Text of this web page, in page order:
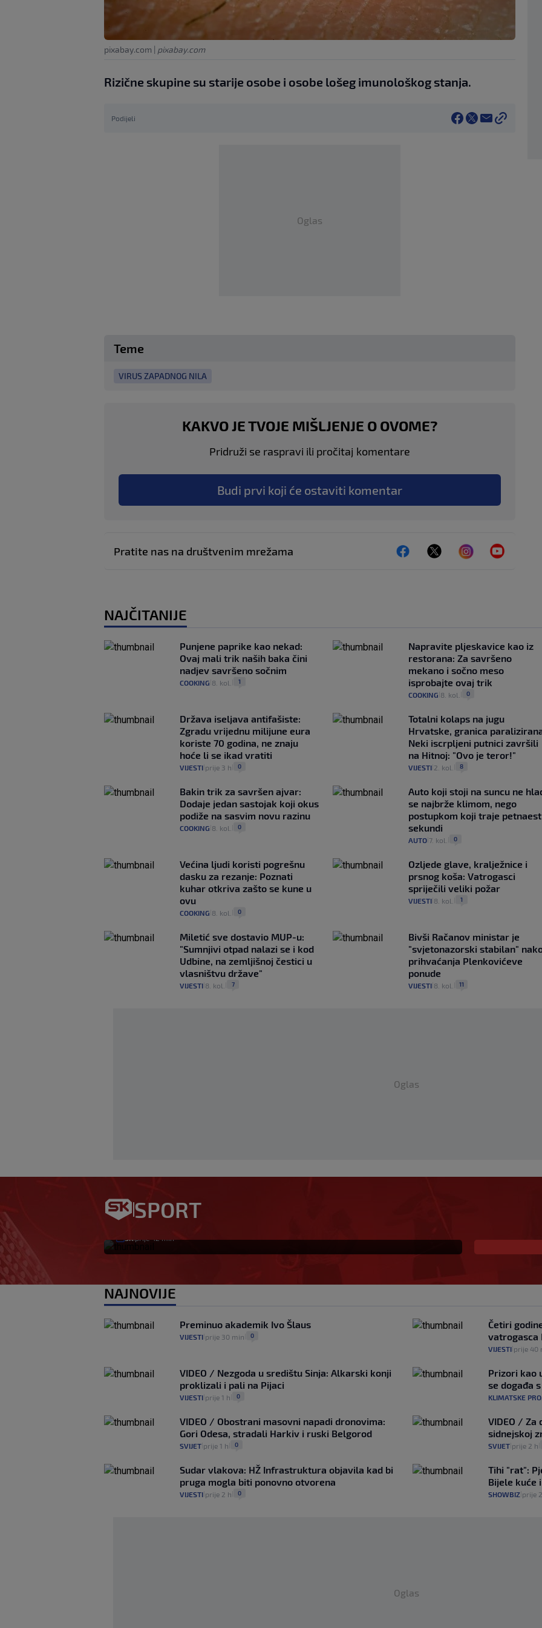
pixabay.com | pixabay.com
Rizične skupine su starije osobe i osobe lošeg imunološkog stanja.
Podijeli
Oglas
Teme
VIRUS ZAPADNOG NILA
KAKVO JE TVOJE MIŠLJENJE O OVOME?
Pridruži se raspravi ili pročitaj komentare
Budi prvi koji će ostaviti komentar
Pratite nas na društvenim mrežama
NAJČITANIJE
Punjene paprike kao nekad:
Ovaj mali trik naših baka čini
nadjev savršeno sočnim
COOKING 8. kol. 1
Napravite pljeskavice kao iz
restorana: Za savršeno
mekano i sočno meso
isprobajte ovaj trik
COOKING 8. kol. 0
Država iseljava antifašiste:
Zgradu vrijednu milijune eura
koriste 70 godina, ne znaju
hoće li se ikad vratiti
VIJESTI prije 3 h 0
Totalni kolaps na jugu
Hrvatske, granica
Neki iscrpljeni putnici završili
na Hitnoj: "Ovo je teror!"
VIJESTI| 2. kol. 8
Bakin trik za savršen ajvar:
Dodaje jedan sastojak koji okus
podiže na sasvim novu razinu
COOKING 8. kol. 0
Auto koji stoji na suncu ne
se najbrže klimom, nego
postupkom koji traje petnaest
sekundi
AUTO| 7. kol. 0
Većina ljudi koristi pogrešnu
dasku za rezanje: Poznati
kuhar otkriva zašto se kune u
ovu
COOKING 8. kol. 0
Ozljede glave, kralježnice i
prsnog koša: Vatrogasci
spriječili veliki požar
VIJESTI| 8. kol. 1
Miletić sve dostavio MUP-u:
"Sumnjivi otpad nalazi se i kod
Udbine, na zemljišnoj čestici u
vlasništvu države"
VIJESTI 8. kol. 7
Bivši Račanov ministar je
"svjetonazorski stabilan"
prihvaćanja Plenkovićeve
ponude
VIJESTI| 8. kol. 11
Oglas
SPORT
VIDEO / Pogledajte golgeterski instinkt
novog napadača Rijeke: Ovako je
zabijao u Bundesligi
NAJNOVIJE
Preminuo akademik Ivo Šlaus
VIJESTI prije 30 min 0
Četiri
vatrogasca
VIJESTI prije 40
VIDEO / Nezgoda u središtu Sinja: Alkarski konji
proklizali i pali na Pijaci
VIJESTI prije 1 h 0
Prizori kao
se događa
KLIMATSKE
VIDEO / Obostrani masovni napadi dronovima:
Gori Odesa, stradali Harkiv i ruski Belgorod
SVIJET prije 1 h 0
VIDEO /
sidnejskoj
SVIJET prije 2 h
Sudar vlakova: HŽ Infrastruktura objavila kad bi
pruga mogla biti ponovno otvorena
VIJESTI prije 2 h 0
Tihi "rat":
Bijele kuće
SHOWBIZ prije
Oglas